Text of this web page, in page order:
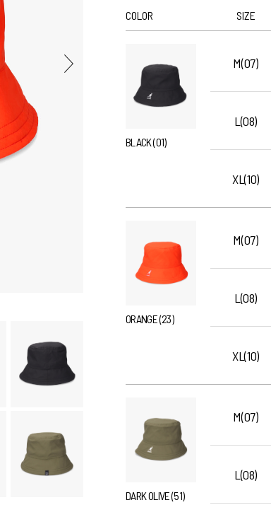
COLOR SIZE
BLACK (01)
M(07)
L(08)
XL(10)
ORANGE (23)
M(07)
L(08)
XL(10)
DARK OLIVE (51)
M(07)
L(08)